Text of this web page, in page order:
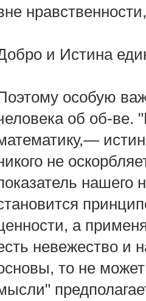
и Истина
особую
об об-ве.
не
нашего
а
невежество и
то не